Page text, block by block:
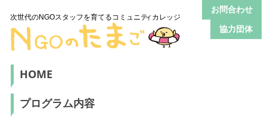
お問合わせ
協力団体
HOME
プログラム内容